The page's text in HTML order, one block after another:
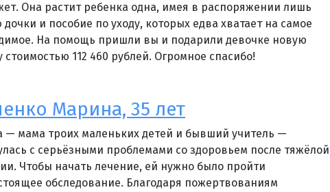
Она растит ребенка одна, имея в распоряжении лишь
и пособие по уходу, которых едва хватает на самое
На помощь пришли вы и подарили девочке новую
стоимостью 112 460 рублей. Огромное спасибо!
Марина, 35 лет
— мама троих маленьких детей и бывший учитель —
с серьёзными проблемами со здоровьем после тяжёлой
Чтобы начать лечение, ей нужно было пройти
обследование. Благодаря пожертвованиям